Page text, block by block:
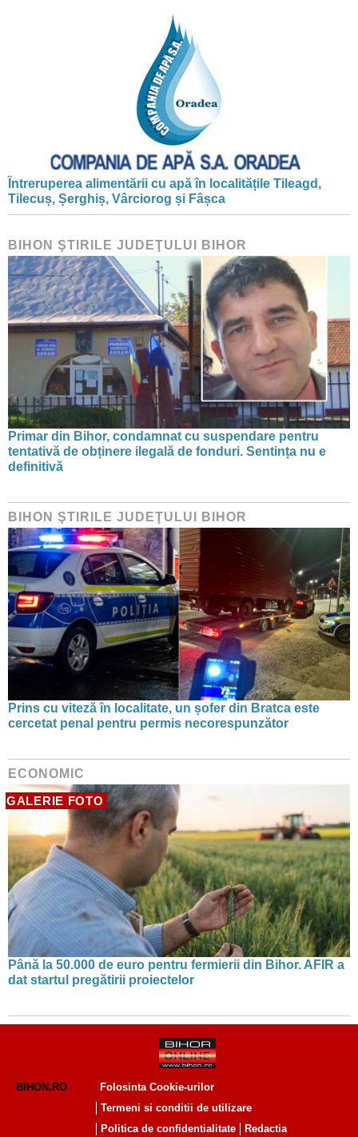
Întreruperea alimentării cu apă în localitățile Tileagd,
Tilecuș, Șerghiș, Vârciorog și Fâșca
BIHON ŞTIRILE JUDEŢULUI BIHOR
Primar din Bihor, condamnat cu suspendare pentru
tentativă de obținere ilegală de fonduri. Sentința nu e
definitivă
BIHON ŞTIRILE JUDEŢULUI BIHOR
Prins cu viteză în localitate, un șofer din Bratca este
cercetat penal pentru permis necorespunzător
ECONOMIC
GALERIE FOTO
Până la 50.000 de euro pentru fermierii din Bihor. AFIR a
dat startul pregătirii proiectelor
BIHON.RO
Folosinta Cookie-urilor
Termeni si conditii de utilizare
Politica de confidentialitate
Redactia